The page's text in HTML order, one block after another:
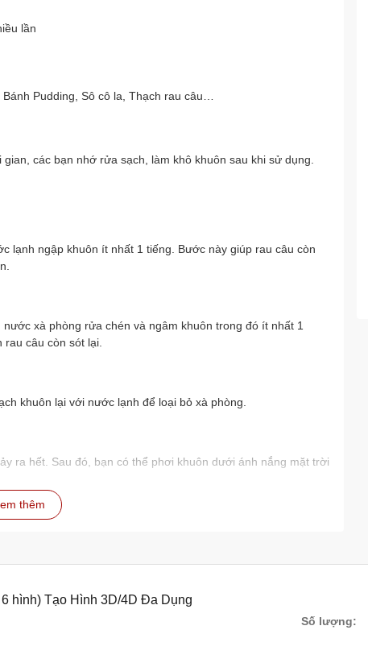
lần
Pudding, Sô cô la, Thạch rau câu…
các bạn nhớ rửa sạch, làm khô khuôn sau khi sử dụng.
lạnh ngập khuôn ít nhất 1 tiếng. Bước này giúp rau câu còn
xà phòng rửa chén và ngâm khuôn trong đó ít nhất 1
câu còn sót lại.
khuôn lại với nước lạnh để loại bỏ xà phòng.
ra hết. Sau đó, bạn có thể phơi khuôn dưới ánh nắng mặt trời
xà phòng, thì khuôn sẽ bị nhớt khi ngâm lâu trên 1 ngày.
khô bằng máy sấy đều được. Tuy nhiên, nếu phơi khuôn
để tránh bụi bẩn bám vào.
sẽ và không bị mốc thâm kim.
thêm
hình) Tạo Hình 3D/4D Đa Dụng
Số lượng: